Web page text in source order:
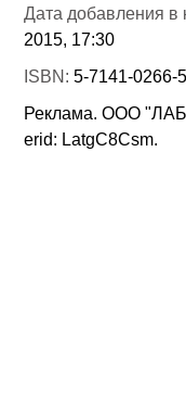
Дата добавления в
2015, 17:30
ISBN:5-7141-0266-5
Реклама. ООО
erid: LatgC8Csm.